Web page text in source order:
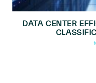
DATA CENTER